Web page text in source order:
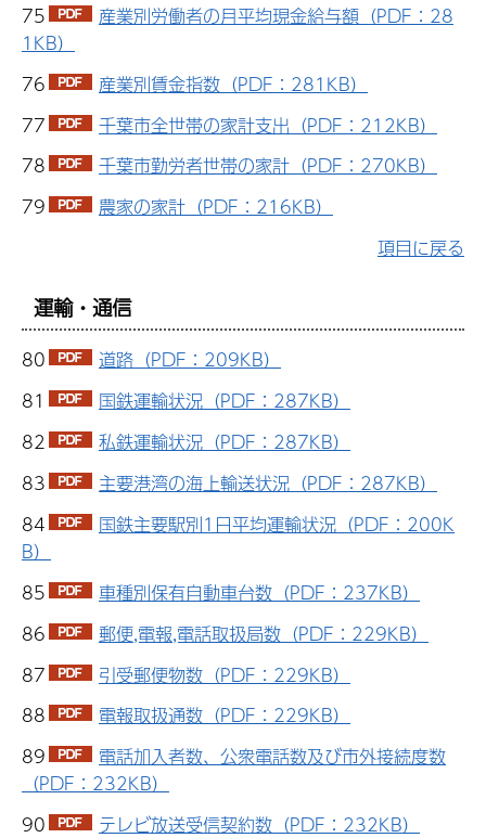
75
産業別労働者の月平均現金給与額（PDF：28
1KB）
76
産業別賃金指数（PDF：281KB）
77
千葉市全世帯の家計支出（PDF：212KB）
78
千葉市勤労者世帯の家計（PDF：270KB）
79
農家の家計（PDF：216KB）
項目に戻る
運輸・通信
80
道路（PDF：209KB）
81
国鉄運輸状況（PDF：287KB）
82
私鉄運輸状況（PDF：287KB）
83
主要港湾の海上輸送状況（PDF：287KB）
84
国鉄主要駅別1日平均運輸状況（PDF：200K
B）
85
車種別保有自動車台数（PDF：237KB）
86
郵便,電報,電話取扱局数（PDF：229KB）
87
引受郵便物数（PDF：229KB）
88
電報取扱通数（PDF：229KB）
89
電話加入者数、公衆電話数及び市外接続度数
（PDF：232KB）
90
テレビ放送受信契約数（PDF：232KB）